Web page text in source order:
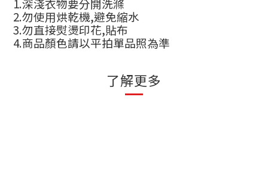
1.深淺衣物要分開洗滌
2.勿使用烘乾機,避免縮水
3.勿直接熨燙印花,貼布
4.商品顏色請以平拍單品照為準
了解更多